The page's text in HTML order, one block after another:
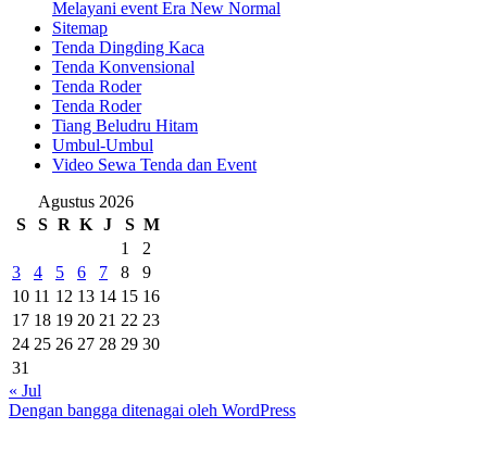
Melayani event Era New Normal
Sitemap
Tenda Dingding Kaca
Tenda Konvensional
Tenda Roder
Tenda Roder
Tiang Beludru Hitam
Umbul-Umbul
Video Sewa Tenda dan Event
Agustus 2026
S
S R K J S M
1
2
3
4 5 6 7 8
9
10 11 12 13 14 15 16
17 18 19 20 21 22 23
24 25 26 27 28 29 30
31
« Jul
Dengan bangga ditenagai oleh WordPress